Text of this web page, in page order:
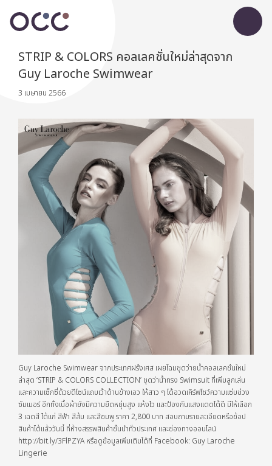
STRIP & COLORS คอลเลคชั่นใหม่ล่าสุดจาก
Guy Laroche Swimwear
3 เมษายน 2566
Guy Laroche Swimwear จากประเทศฝรั่งเศส เผยโฉมชุดว่ายน้ำคอลเลคชั่นใหม่
ล่าสุด ‘STRIP & COLORS COLLECTION’ ชุดว่าน้ำทรง Swimsuit ที่เพิ่มลูกเล่น
และความเซ็กซี่ด้วยดีไซน์แถบเว้าด้านข้างเอว ให้สาว ๆ ได้อวดเคิร์ฟโชว์ความแซ่บช่วง
ซัมเมอร์ อีกทั้งเนื้อผ้ายังมีความยืดหยุ่นสูง แห้งไว และป้องกันแสงแดดได้ดี มีให้เลือก
3 เฉดสี ได้แก่ สีฟ้า สีส้ม และสีชมพู ราคา 2,800 บาท สอบถามรายละเอียดหรือช้อป
สินค้าได้แล้ววันนี้ ที่ห้างสรรพสินค้าชั้นนำทั่วประเทศ และช่องทางออนไลน์
http://bit.ly/3FlPZYA หรือดูข้อมูลเพิ่มเติมได้ที่ Facebook: Guy Laroche
Lingerie